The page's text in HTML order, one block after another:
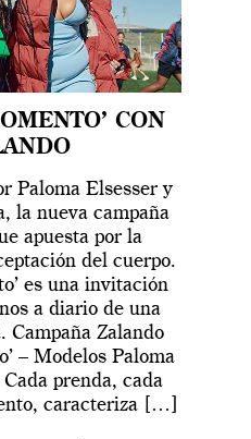
CON
Paloma Elsesser y
la nueva campaña
apuesta por la
del cuerpo.
es una invitación
a diario de una
Campaña Zalando
– Modelos Paloma
prenda, cada
caracteriza […]